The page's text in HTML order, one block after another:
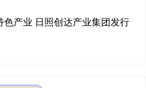
产业 日照创达产业集团发行